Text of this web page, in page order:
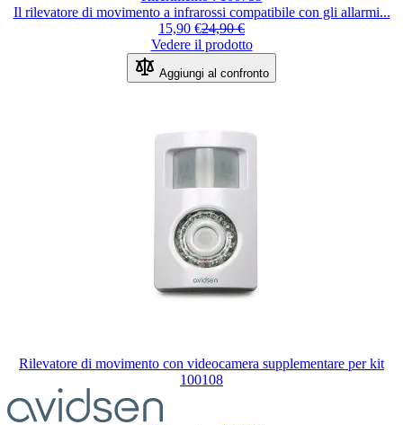
Il rilevatore di movimento a infrarossi compatibile con gli allarmi...
15,90 €24,90 €
Vedere il prodotto
Aggiungi al confronto
Rilevatore di movimento con videocamera supplementare per kit
100108